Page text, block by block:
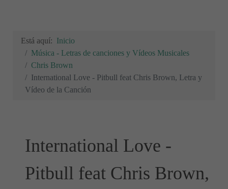
Está aquí: Inicio
Música - Letras de canciones y Vídeos Musicales
Chris Brown
International Love - Pitbull feat Chris Brown, Letra y
Vídeo de la Canción
International Love -
Pitbull feat Chris Brown,